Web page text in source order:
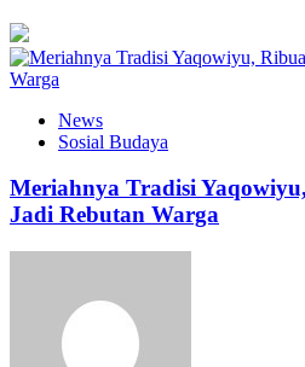
News
Sosial Budaya
Meriahnya Tradisi
Jadi Rebutan Warga